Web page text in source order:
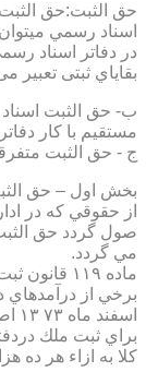
حق الثبت:حق الثبت
اسناد رسمي
در دفاتر اسناد
بقاياي ثبتی تعبیر
ب- حق الثبت اسناد
مستقيم با كار
ج - حق الثبت
از حقوقي كه در
مي گردد.
ماده ۱۱۹
اسفند ماه ۷۳ ۱۳ اصلاح گرديده مقرر مي دارد:
كلا به ازاء هر ده